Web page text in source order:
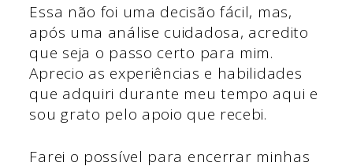
Essa não foi uma decisão fácil, mas,
após uma análise cuidadosa, acredito
que seja o passo certo para mim.
Aprecio as experiências e habilidades
que adquiri durante meu tempo aqui e
sou grato pelo apoio que recebi.
Farei o possível para encerrar minhas